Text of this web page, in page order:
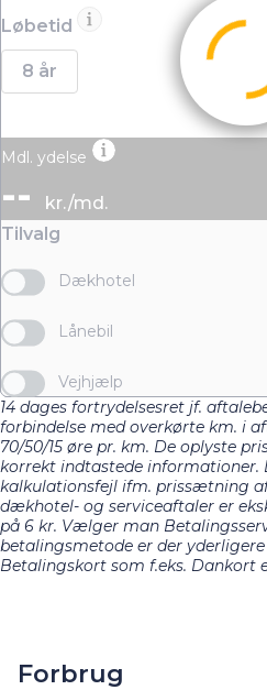
Løbetid
8 år
Mdl. ydelse
--
kr./md.
Tilvalg
Dækhotel
Lånebil
Vejhjælp
14 dages fortrydelsesret jf.
forbindelse med overkørte km. i
70/50/15 øre pr. km. De oplyste
korrekt indtastede informationer.
kalkulationsfejl ifm. prissætning
dækhotel- og serviceaftaler er
på 6 kr. Vælger man
betalingsmetode er der yderligere
Betalingskort som f.eks. Dankort
Forbrug